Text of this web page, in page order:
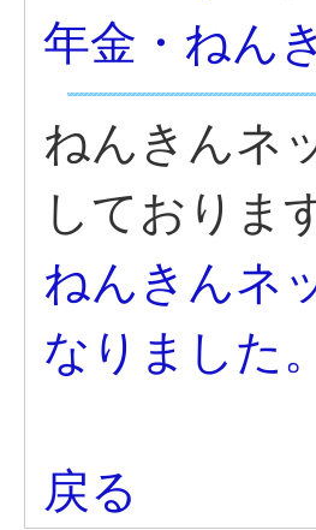
年金・ねん
ねんきんネ
しておりま
ねんきんネ
なりました。
戻る